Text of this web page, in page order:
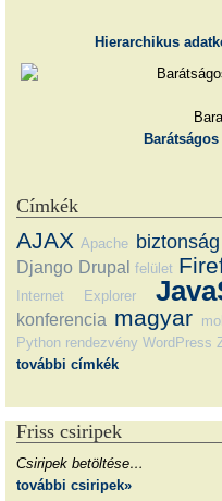
Hierarchikus
Címkék
AJAX Apache biztonság
Django Drupal felület
Internet Explorer
konferencia magyar
Python rendezvény WordPress
további címkék
Friss csiripek
Csiripek betöltése…
további csiripek»